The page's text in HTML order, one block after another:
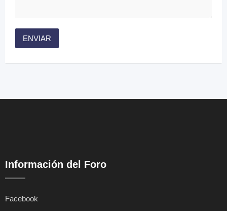
Información del Foro
Facebook